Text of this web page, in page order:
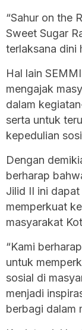
“Sahur on the
Sweet Sugar
terlaksana dini
Hal lain
mengajak
dalam
serta untuk
kepedulian
Dengan
berharap
Jilid II ini
memperkuat
masyarakat
“Kami
untuk
sosial di
menjadi
berbagi dalam